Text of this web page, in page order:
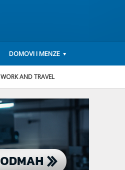
DOMOVI I MENZE
WORK AND TRAVEL